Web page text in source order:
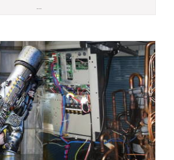
...